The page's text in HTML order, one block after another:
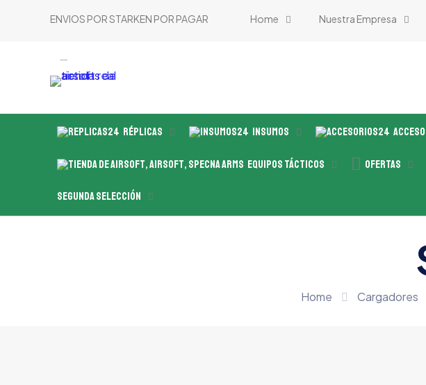
ENVIOS POR STARKEN POR PAGAR Home Nuestra Empresa
Réplicas Insumos
Equipos Tácticos Ofertas
Segunda Selección
Home Cargadores